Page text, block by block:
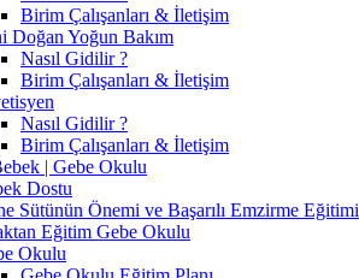
Birim Çalışanları & İletişim
Doğan Yoğun Bakım
Nasıl Gidilir ?
Birim Çalışanları & İletişim
Nasıl Gidilir ?
Birim Çalışanları & İletişim
| Gebe Okulu
Dostu
Sütünün Önemi ve Başarılı Emzirme Eğitimi
Eğitim Gebe Okulu
Okulu